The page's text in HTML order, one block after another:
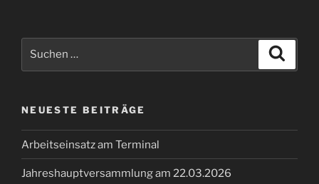
NEUESTE BEITRÄGE
Arbeitseinsatz am Terminal
Jahreshauptversammlung am 22.03.2026